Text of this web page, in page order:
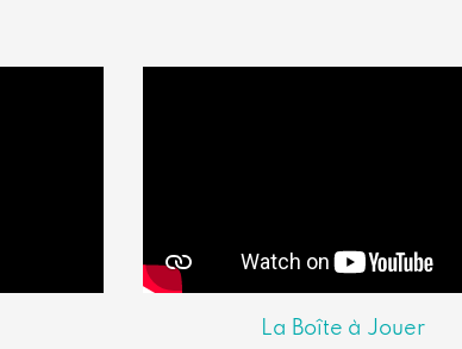
La Boîte à Jouer